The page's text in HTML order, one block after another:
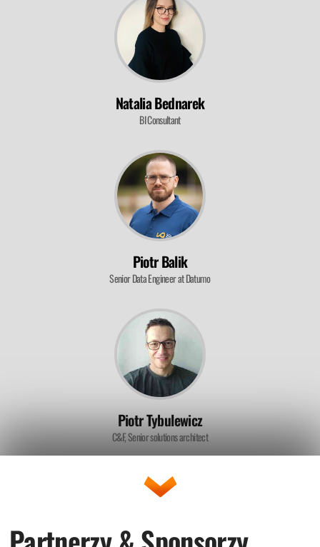
Natalia Bednarek
BI Consultant
Piotr Balik
Senior Data Engineer at Datumo
Piotr Tybulewicz
C&F, Senior solutions architect